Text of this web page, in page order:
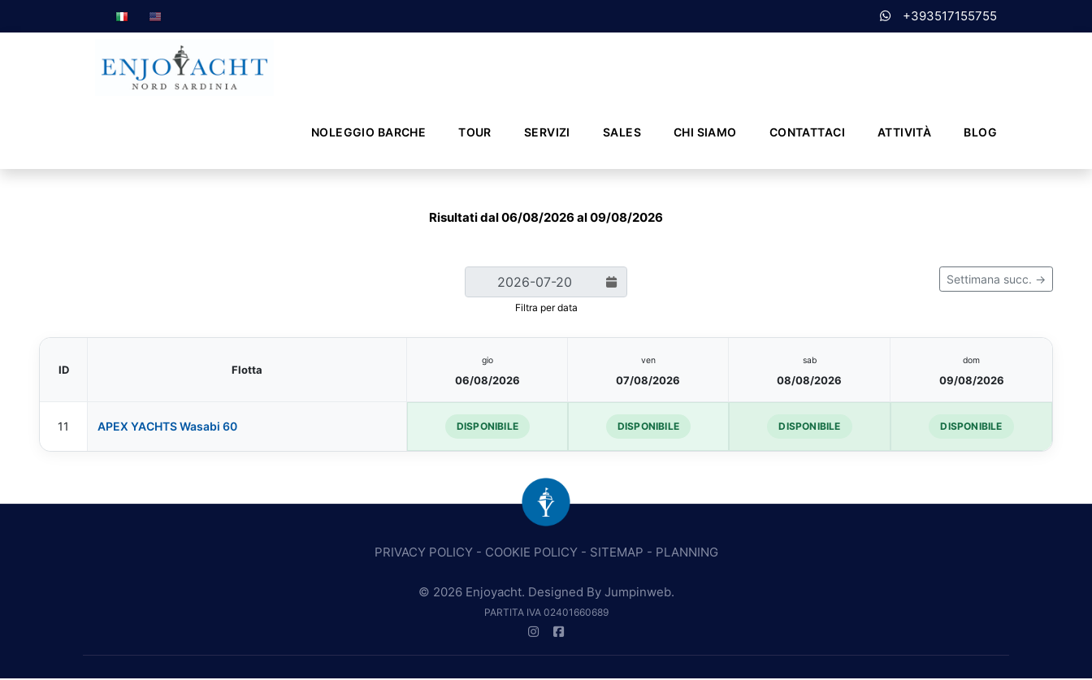
+393517155755
NOLEGGIO BARCHE TOUR SERVIZI SALES CHI SIAMO CONTATTACI ATTIVITÀ BLOG
Risultati dal 06/08/2026 al 09/08/2026
Filtra per data
Settimana succ. →
ID Flotta
gio
06/08/2026
ven
07/08/2026
sab
08/08/2026
dom
09/08/2026
11 APEX YACHTS Wasabi 60 DISPONIBILE DISPONIBILE DISPONIBILE DISPONIBILE
PRIVACY POLICY- COOKIE POLICY- SITEMAP - PLANNING
© 2026 Enjoyacht. Designed By Jumpinweb.
PARTITA IVA 02401660689